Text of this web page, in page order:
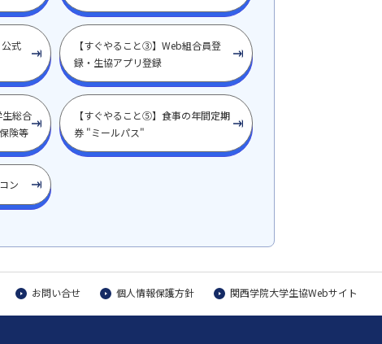
式
【すぐやること③】Web組合員登
録・生協アプリ登録
生総合
険等
【すぐやること⑤】食事の年間定期
券 "ミールパス"
ン
お問い合せ 個人情報保護方針 関西学院大学生協Webサイト